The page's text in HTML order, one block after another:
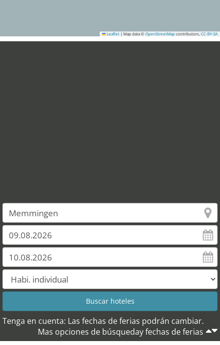
Leaflet | Map data © OpenStreetMap contributors, CC-BY-SA
Tenga en cuenta: Las fechas de ferias podrán cambiar.
Mas opciones de búsqueday fechas de ferias